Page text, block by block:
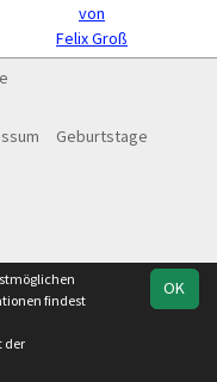
von
Felix Groß
Geburtstage
OK
findest
der